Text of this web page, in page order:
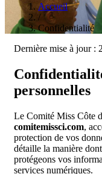
Accueil
/
Confidentialité
Dernière mise à jour :
personnelles
Le Comité Miss Côte
comitemissci.com,
protection de vos
détaille la manière
protégeons vos
services numériques.